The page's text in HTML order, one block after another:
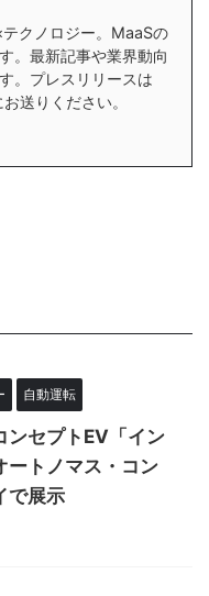
クノロジー。MaaSの
。最新記事や業界動向
。プレスリリースは
送りください。
自動運転
ンセプトEV「イン
ートノマス・コン
で展示